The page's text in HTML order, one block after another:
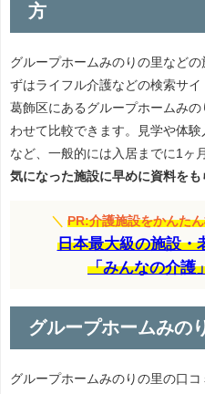
方
グループホームみのりの里など
ずはライフル介護などの検索サイ
葛飾区にあるグループホームみ
わせて比較できます。見学や体
など、一般的には入居までに1ヶ
気になった施設に早めに資料をも
＼ PR:介護施設をかんた
日本最大級の施設・
「みんなの介護
グループホームみの
グループホームみのりの里の口